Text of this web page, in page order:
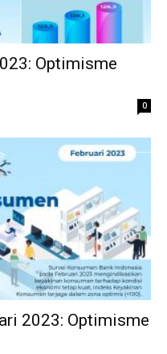
Optimisme
0
2023: Optimisme